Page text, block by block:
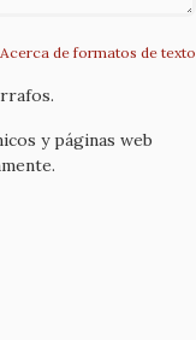
Acerca de formatos de texto
y páginas web